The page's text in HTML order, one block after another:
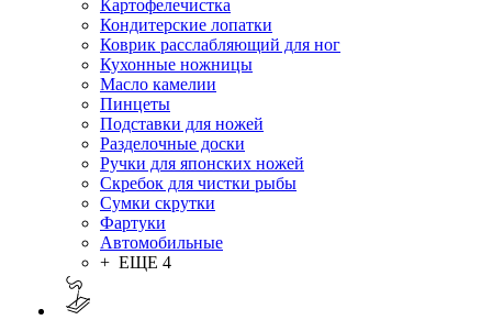
Картофелечистка
Кондитерские лопатки
Коврик расслабляющий для ног
Кухонные ножницы
Масло камелии
Пинцеты
Подставки для ножей
Разделочные доски
Ручки для японских ножей
Скребок для чистки рыбы
Сумки скрутки
Фартуки
Автомобильные
+ ЕЩЕ 4